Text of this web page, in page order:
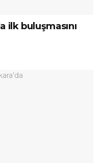
ilk buluşmasını